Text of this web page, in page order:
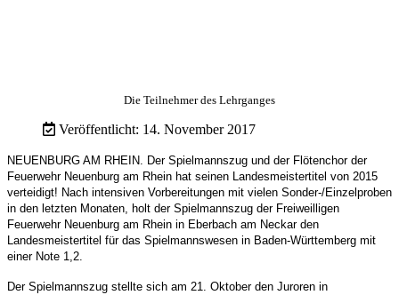
Die Teilnehmer des Lehrganges
Veröffentlicht: 14. November 2017
NEUENBURG AM RHEIN. Der Spielmannszug und der Flötenchor der
Feuerwehr Neuenburg am Rhein hat seinen Landesmeistertitel von 2015
verteidigt! Nach intensiven Vorbereitungen mit vielen Sonder-/Einzelproben
in den letzten Monaten, holt der Spielmannszug der Freiweilligen
Feuerwehr Neuenburg am Rhein in Eberbach am Neckar den
Landesmeistertitel für das Spielmannswesen in Baden-Württemberg mit
einer Note 1,2.
Der Spielmannszug stellte sich am 21. Oktober den Juroren in